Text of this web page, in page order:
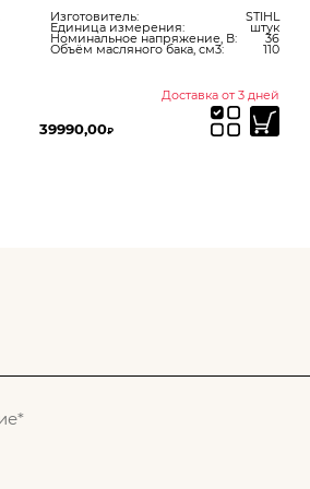
Изготовитель: STIHL
Единица измерения: штук
Номинальное напряжение, В: 36
Объём масляного бака, см3: 110
Доставка от 3 дней
39990,00₽